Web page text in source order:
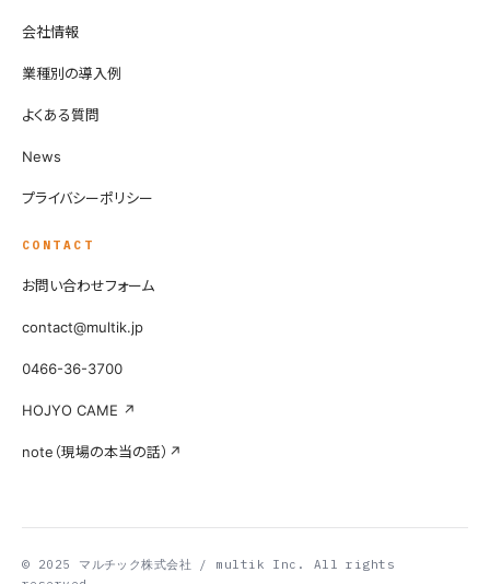
会社情報
業種別の導入例
よくある質問
News
プライバシーポリシー
CONTACT
お問い合わせフォーム
contact@multik.jp
0466-36-3700
HOJYO CAME ↗
note（現場の本当の話）↗
© 2025 マルチック株式会社 / multik Inc. All rights